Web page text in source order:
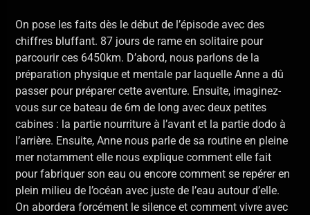
On pose les faits dès le début de l’épisode avec des
chiffres bluffant. 87 jours de rame en solitaire pour
parcourir ces 6450km. D’abord, nous parlons de la
préparation physique et mentale par laquelle Anne a dû
passer pour préparer cette aventure. Ensuite, imaginez-
vous sur ce bateau de 6m de long avec deux petites
cabines : la partie nourriture à l’avant et la partie dodo à
l’arrière. Ensuite, Anne nous parle de sa routine en pleine
mer notamment elle nous explique comment elle fait
pour fabriquer son eau ou encore comment se repérer en
plein milieu de l’océan avec juste de l’eau autour d’elle.
On abordera forcément le silence et comment vivre avec